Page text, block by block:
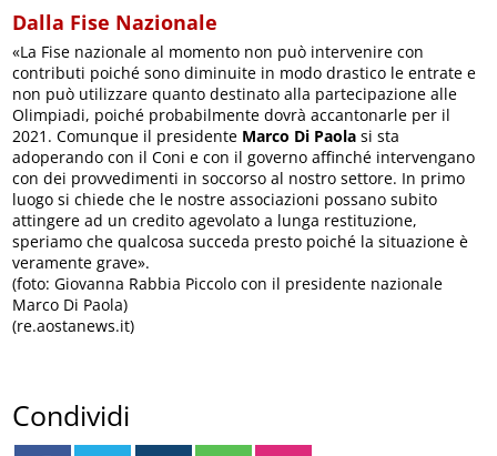
Dalla Fise Nazionale
«La Fise nazionale al momento non può intervenire con
contributi poiché sono diminuite in modo drastico le entrate e
non può utilizzare quanto destinato alla partecipazione alle
Olimpiadi, poiché probabilmente dovrà accantonarle per il
2021. Comunque il presidente Marco Di Paola si sta
adoperando con il Coni e con il governo affinché intervengano
con dei provvedimenti in soccorso al nostro settore. In primo
luogo si chiede che le nostre associazioni possano subito
attingere ad un credito agevolato a lunga restituzione,
speriamo che qualcosa succeda presto poiché la situazione è
veramente grave».
(foto: Giovanna Rabbia Piccolo con il presidente nazionale
Marco Di Paola)
(re.aostanews.it)
Condividi